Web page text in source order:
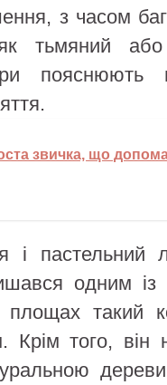
з часом
тьмяний або
звичка, що
і пастельний
одним із
такий
Крім того, він